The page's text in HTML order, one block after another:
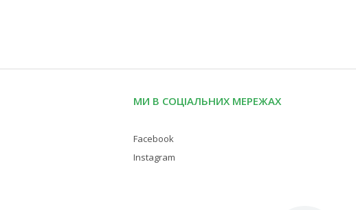
МИ В СОЦІАЛЬНИХ МЕРЕЖАХ
Facebook
Instagram